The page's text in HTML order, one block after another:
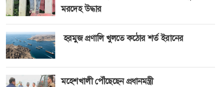
মরদেহ উদ্ধার
হরমুজ প্রণালি খুলতে কঠোর শর্ত ইরানের
মহেশখালী পৌঁছেছেন প্রধানমন্ত্রী